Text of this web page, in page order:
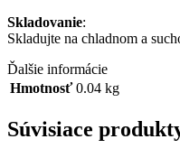
Skladovanie:
Skladujte na chladnom a
Ďalšie informácie
Hmotnosť 0.04 kg
Súvisiace